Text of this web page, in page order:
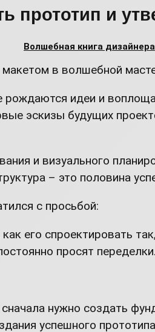
и
Волшебная книга дизайнера
рождаются идеи и
эскизы будущих
и визуального
– это половина
с просьбой:
его спроектировать
просят
нужно создать
успешного